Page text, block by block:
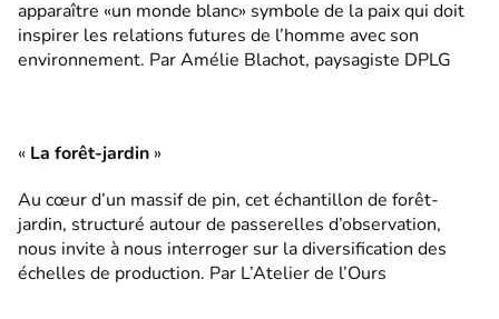
apparaître «un monde blanc» symbole de la paix qui doit
inspirer les relations futures de l’homme avec son
environnement. Par Amélie Blachot, paysagiste DPLG
« La forêt-jardin »
Au cœur d’un massif de pin, cet échantillon de forêt-
jardin, structuré autour de passerelles d’observation,
nous invite à nous interroger sur la diversification des
échelles de production. Par L’Atelier de l’Ours